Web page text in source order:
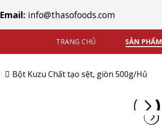
Email: info@thasofoods.com
TRANG CHỦ SẢN PHẨM
Bột Kuzu Chất tạo sệt, giòn 500g/Hủ